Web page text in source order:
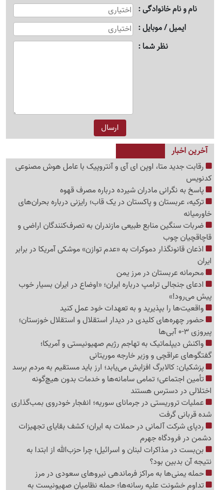
نام و نام خانوادگی
ایمیل / موبایل
نظر شما
آخرین اخبار
رقابت جدید متا، اوپن ای آی و آنتروپیک با عامل هوش مصنوعی
کدنویس
پاسخ به نگرانی مادران شیرده درباره مصرف قهوه
ترکیه، عربستان و پاکستان در یک قاب؛ رایزنی درباره بحران‌های
خاورمیانه
ضربات سنگین منابع طبیعی مازندران به تصرف‌کنندگان اراضی و
قاچاقچیان چوب
اذعان قانونگذار دموکرات به «عدم توازن» موشکی آمریکا در برابر
ایران
محرمانه عربستان در مرز یمن
ادعای جنجالی ترامپ درباره ایران؛ «اوضاع در ایران بسیار خوب
پیش می‌رود!»
واقعیت‌ها را بپذیرید و به تعهدات خود عمل کنید
حضور چهره‌های کلیدی در دیدار استقلال و استقلال خوزستان؛
پیروزی 3-0 آبی‌ها
واکنش دیپلماتیک به تهاجم رژیم صهیونیستی و آمریکا؛
گفتگوهای عراقچی و وزیر خارجه موریتانی
پزشکیان: کالابرگ افزایش می‌یابد؛ ارز باید مستقیم به مردم برسد
تأمین اجتماعی؛ تمامی سامانه‌ها و خدمات بدون هیچ‌گونه
اختلالی در دسترس هستند
عملیات تروریستی در جرمانای سوریه؛ انفجار خودروی بمب‌گذاری
شده قربانی گرفت
ردپای شرکت آلمانی در حملات به ایران؛ کشف بقایای تجهیزات
دشمن در فرودگاه جهرم
بن‌بست در مذاکرات لبنان و اسرائیل؛ چرا حزب‌الله از ابتدا به
نتیجه آن بدبین بود؟
حمله یمنی‌ها به مراکز فرماندهی نیروهای سعودی در مرز
تداوم خشونت علیه رسانه‌ها؛ حمله نظامیان صهیونیست به